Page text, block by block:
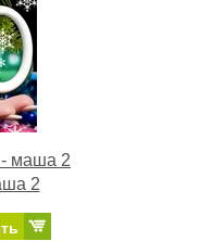
- маша 2
2